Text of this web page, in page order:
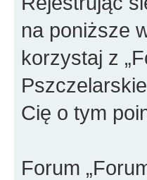
na poniższe
korzystaj z
Cię o tym
Forum